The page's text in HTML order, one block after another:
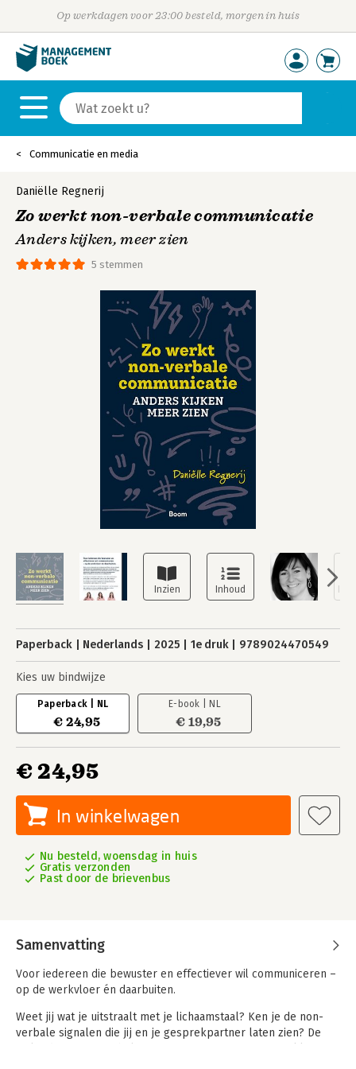
Op werkdagen voor 23:00 besteld, morgen in huis
Communicatie en media
5 stemmen
Daniëlle Regnerij
Zo werkt non-verbale communicatie
Anders kijken, meer zien
Paperback Nederlands 2025 1e druk 9789024470549
Kies uw bindwijze
Paperback | NL
€ 24,95
E-book | NL
€ 19,95
€ 24,95
In winkelwagen
Nu besteld, woensdag in huis
Gratis verzonden
Past door de brievenbus
Samenvatting
Voor iedereen die bewuster en effectiever wil communiceren –
op de werkvloer én daarbuiten.
Weet jij wat je uitstraalt met je lichaamstaal? Ken je de non-
verbale signalen die jij en je gesprekpartner laten zien? De